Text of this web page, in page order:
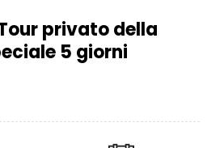
privato della
5 giorni